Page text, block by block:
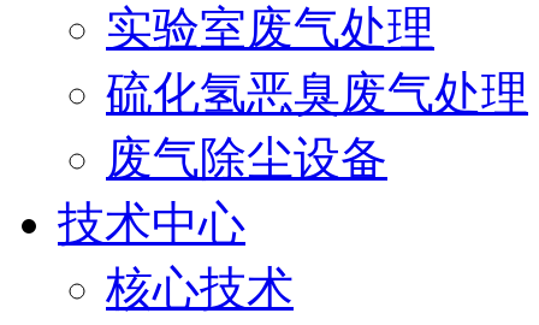
实验室废气处理
硫化氢恶臭废气处理
废气除尘设备
技术中心
核心技术